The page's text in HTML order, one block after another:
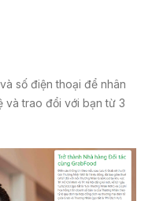
số điện thoại để nhân
và trao đổi với bạn từ 3